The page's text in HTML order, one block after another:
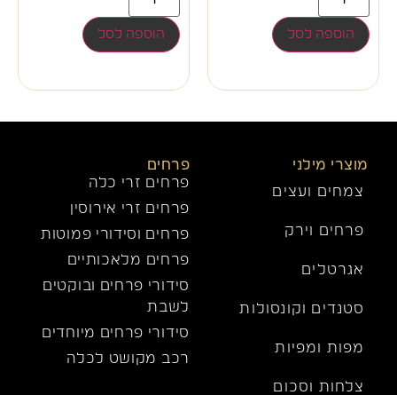
הוספה לסל הוספה לסל
מוצרי מילני
צמחים ועצים
פרחים וירק
אגרטלים
סטנדים וקונסולות
מפות ומפיות
צלחות וסכום
פרחים
פרחים זרי כלה
פרחים זרי אירוסין
פרחים וסידורי פמוטות
פרחים מלאכותיים
סידורי פרחים ובוקטים
לשבת
סידורי פרחים מיוחדים
רכב מקושט לכלה